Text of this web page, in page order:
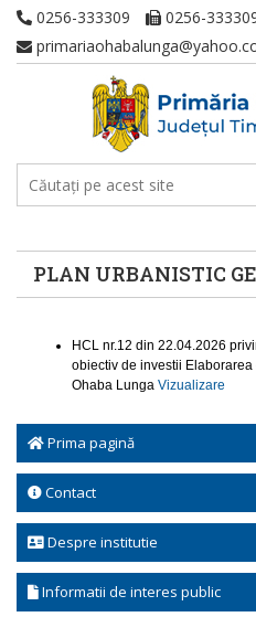
0256-333309
0256-
PLAN URBANISTIC
Prima pagină
Contact
Despre institutie
Informatii de interes public
HCL nr.12 din 22.04.2026
obiectiv de investii
Ohaba Lunga Vizualizare